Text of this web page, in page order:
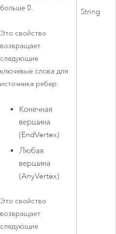
больше 0.
Это свойство
возвращает
следующие
ключевые слова для
источника ребер:
Конечная
вершина
(EndVertex)
Любая
вершина
(AnyVertex)
Это свойство
возвращает
следующие
String